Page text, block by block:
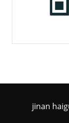
jinan